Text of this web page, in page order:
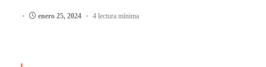
enero 25, 2024 4 lectura mínima